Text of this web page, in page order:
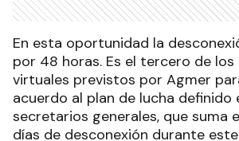
En esta oportunidad la
por 48 horas. Es el tercero de
virtuales previstos por Agmer
acuerdo al plan de lucha definido
secretarios generales, que suma
días de desconexión durante